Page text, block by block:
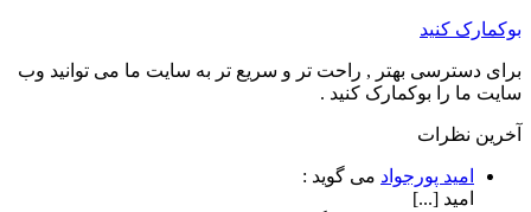
بوکمارک کنید
برای دسترسی بهتر , راحت تر و سریع تر به سایت ما می توانید وب
سایت ما را بوکمارک کنید .
آخرین نظرات
امید پورجواد می گوید :
امید [...]